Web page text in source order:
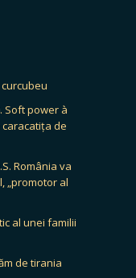
Soft power à
de
România va
„promotor al
al unei familii
de tirania